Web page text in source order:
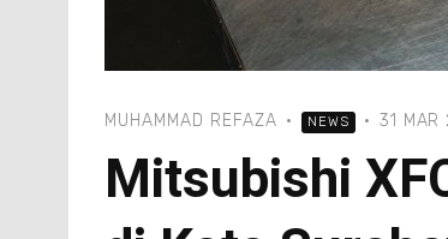
MUHAMMAD REFAZA · NEWS · 31 MAR
Mitsubishi